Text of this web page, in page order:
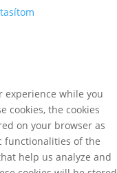
experience while you
cookies, the cookies
on your browser as
functionalities of the
help us analyze and